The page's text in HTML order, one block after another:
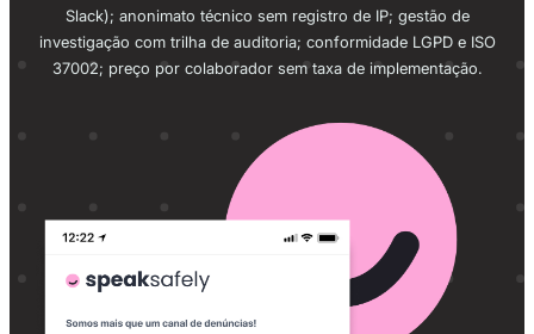
Slack); anonimato técnico sem registro de IP; gestão de
investigação com trilha de auditoria; conformidade LGPD e ISO
37002; preço por colaborador sem taxa de implementação.